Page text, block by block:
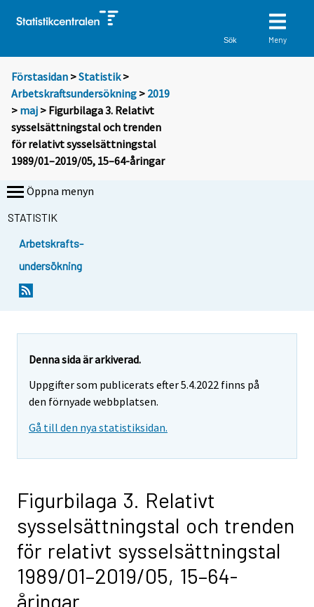
Sök Meny
Förstasidan >Statistik >
Arbetskraftsundersökning > 2019
> maj > Figurbilaga 3. Relativt
sysselsättningstal och trenden
för relativt sysselsättningstal
1989/01–2019/05, 15–64-åringar
Öppna menyn
STATISTIK
Arbetskrafts-
undersökning
Denna sida är arkiverad.
Uppgifter som publicerats efter 5.4.2022 finns på
den förnyade webbplatsen.
Gå till den nya statistiksidan.
Figurbilaga 3. Relativt
sysselsättningstal och trenden
för relativt sysselsättningstal
1989/01–2019/05, 15–64-
åringar